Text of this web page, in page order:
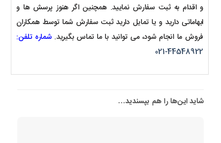
و اقدام به ثبت سفارش نمایید. همچنین اگر هنوز پرسش ها و
ابهاماتی دارید و یا تمایل دارید ثبت سفارش شما توسط همکاران
فروش ما انجام شود، می توانید با ما تماس بگیرید.شماره تلفن:
44548922-021
شاید این‌ها را هم بپسندید…